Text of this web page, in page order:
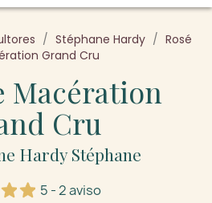
Stéphane Hardy
Rosé
Grand Cru
Macération
Cru
Hardy Stéphane
5 - 2 aviso